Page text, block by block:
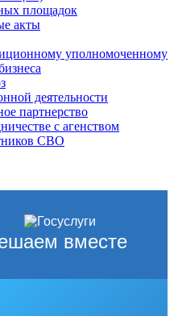
площадок
акты
уполномоченному
деятельности
партнерство
с агенством
СВО
вместе